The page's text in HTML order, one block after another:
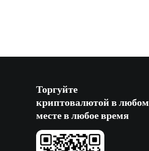
Торгуйте
криптовалютой в любом
месте в любое время